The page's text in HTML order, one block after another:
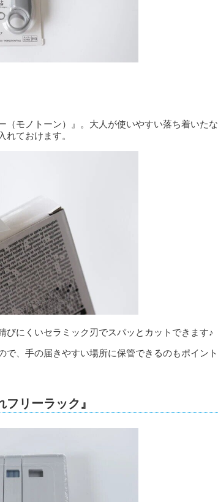
（モノトーン）』。大人が使いやすい落ち着いたな
ておけます。
にくいセラミック刃でスパッとカットできます♪
、手の届きやすい場所に保管できるのもポイント
リーラック』